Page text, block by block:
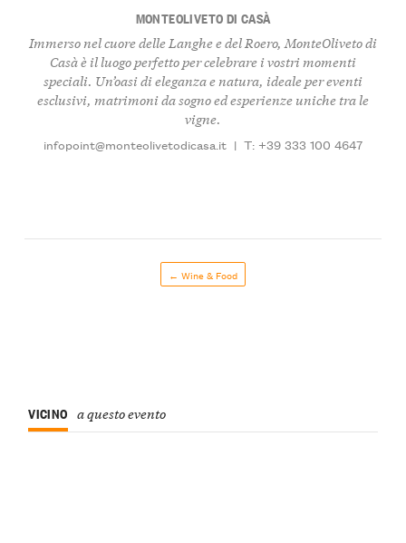
MONTEOLIVETO DI CASÀ
Immerso nel cuore delle Langhe e del Roero, MonteOliveto di
Casà è il luogo perfetto per celebrare i vostri momenti
speciali. Un’oasi di eleganza e natura, ideale per eventi
esclusivi, matrimoni da sognoedesperienze unichetra le
vigne.
infopoint@monteolivetodicasa.it | T: +39 333 100 4647
← Wine & Food
VICINO a questo evento